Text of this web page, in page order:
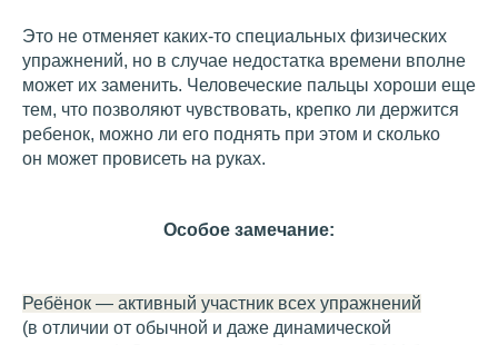
Это не отменяет каких-то специальных физических
упражнений, но в случае недостатка времени вполне
может их заменить. Человеческие пальцы хороши еще
тем, что позволяют чувствовать, крепко ли держится
ребенок, можно ли его поднять при этом и сколько
он может провисеть на руках.
Особое замечание:
Ребёнок — активный участник всех упражнений
(в отличии от обычной и даже динамической